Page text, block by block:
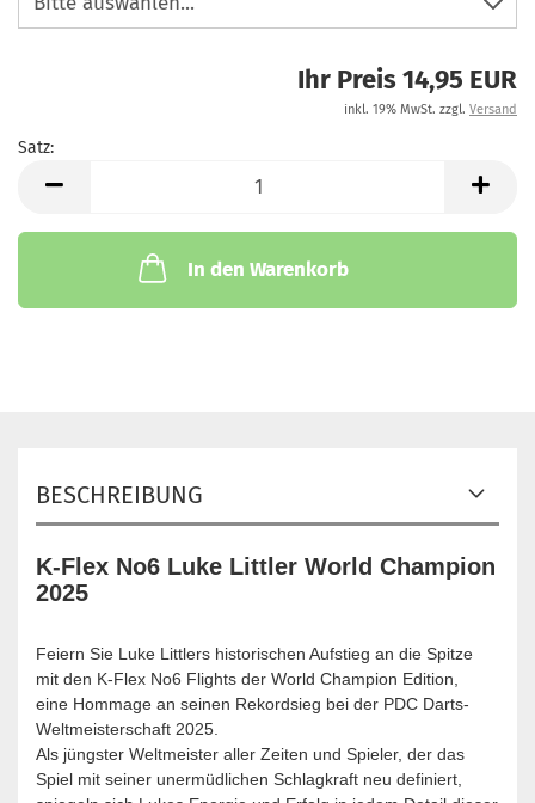
Ihr Preis 14,95 EUR
inkl. 19% MwSt. zzgl. Versand
Satz:
In den Warenkorb
BESCHREIBUNG
K-Flex No6 Luke Littler World Champion
2025
Feiern Sie Luke Littlers historischen Aufstieg an die Spitze
mit den K-Flex No6 Flights der World Champion Edition,
eine Hommage an seinen Rekordsieg bei der PDC Darts-
Weltmeisterschaft 2025.
Als jüngster Weltmeister aller Zeiten und Spieler, der das
Spiel mit seiner unermüdlichen Schlagkraft neu definiert,